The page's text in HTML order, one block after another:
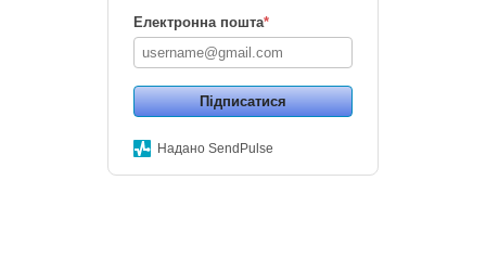
Електронна пошта*
Підписатися
Надано SendPulse